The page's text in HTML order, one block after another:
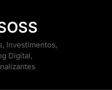
Investimentos,
Digital,